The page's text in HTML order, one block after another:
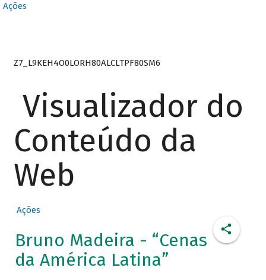
Ações
Z7_L9KEH4O0LORH80ALCLTPF80SM6
Visualizador do
Conteúdo da
Web
Ações
Bruno Madeira - “Cenas
da América Latina”